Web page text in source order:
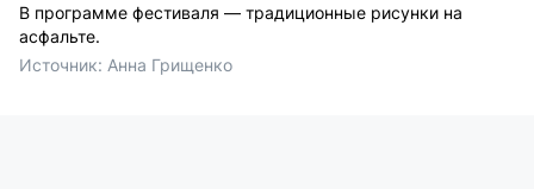
В программе фестиваля — традиционные рисунки на
асфальте.
Источник: Анна Грищенко